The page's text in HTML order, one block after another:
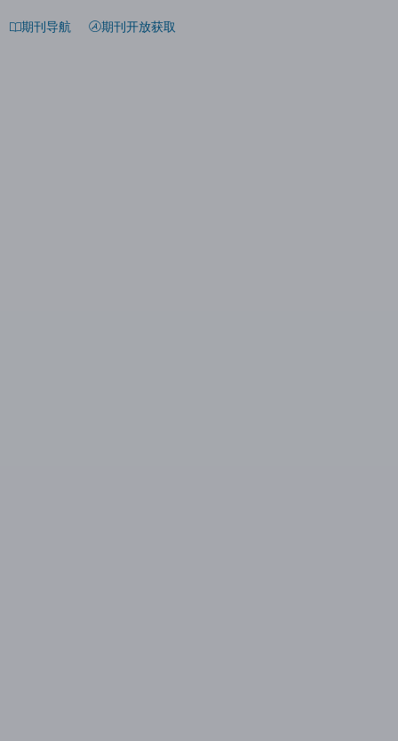
期刊导航 期刊开放获取